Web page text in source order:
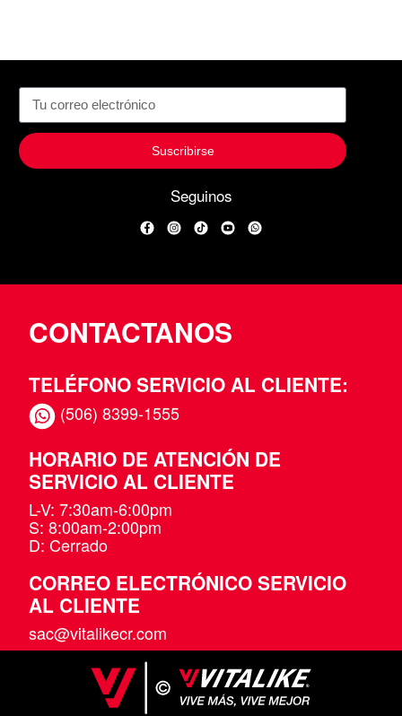
Suscribirse
Seguinos
FacebookInstagram
TikTokYouTubeWhatsApp
CONTACTANOS
TELÉFONO SERVICIO AL CLIENTE:
(506) 8399-1555
HORARIO DE ATENCIÓN DE
SERVICIO AL CLIENTE
L-V: 7:30am-6:00pm
S: 8:00am-2:00pm
D: Cerrado
CORREO ELECTRÓNICO SERVICIO
AL CLIENTE
sac@vitalikecr.com